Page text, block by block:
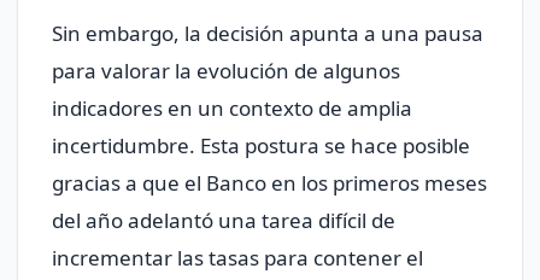
Sin embargo, la decisión apunta a una pausa
para valorar la evolución de algunos
indicadores en un contexto de amplia
incertidumbre. Esta postura se hace posible
gracias a que el Banco en los primeros meses
del año adelantó una tarea difícil de
incrementar las tasas para contener el